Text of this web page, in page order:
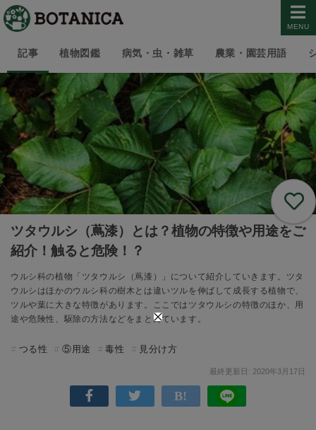
MENU
記事 植物図鑑 病気・虫・雑草 農業・園芸用語
ツタウルシ（蔦漆）とは？植物の特徴や用途をご
紹介！触ると危険！？
ウルシ科の植物「ツタウルシ（蔦漆）」について紹介していきます。ツタ
ウルシはほかのウルシ科の樹木とは違いツルを伸ばして成長する植物で、
ツルや葉に大きな特徴があります。ここではツタウルシの特徴のほか、用
途や危険性、駆除の方法などをまとめています。
つる性 ⑤用途 毒性 見分け方
最終更新日: 2020年3月17日